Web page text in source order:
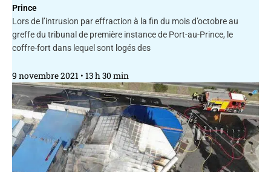
Prince
Lors de l’intrusion par effraction à la fin du mois d’octobre au
greffe du tribunal de première instance de Port-au-Prince, le
coffre-fort dans lequel sont logés des
9 novembre 2021 13 h 30 min